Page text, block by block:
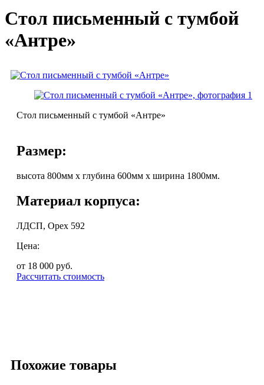
Стол письменный с тумбой
«Антре»
Стол письменный с тумбой «Антре»
Размер:
высота 800мм х глубина 600мм х ширина 1800мм.
Материал корпуса:
ЛДСП, Орех 592
Цена:
от 18 000 руб.
Рассчитать стоимость
Похожие товары